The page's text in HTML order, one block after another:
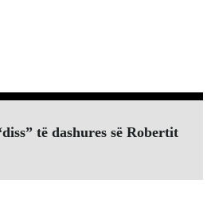
të dashures së Robertit